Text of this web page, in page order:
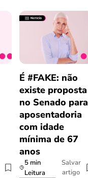
É #FAKE: não
existe proposta
no Senado para
aposentadoria
com idade
mínima de 67
anos
5 min
Leitura
Salvar
artigo